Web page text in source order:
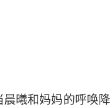
曦和妈妈的呼唤降